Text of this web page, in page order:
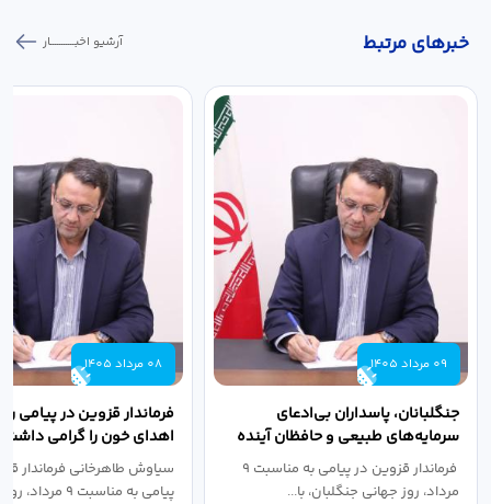
خبر‌های مرتبط آرشیو اخبـــــــــــار
09 مرداد 1405
جنگلبانان، پاسداران بی‌ادعای
سرمایه‌های طبیعی و حافظان آینده
سرزمین هستند
فرماندار قزوین در پیامی به مناسبت ۹
مرداد، روز جهانی جنگلبان، با...
08 مرداد 1405
فرماندار قزوین در پیامی
اهدای خون را گرامی داشت
سیاوش طاهرخانی فرماندار
پیامی به مناسبت ۹